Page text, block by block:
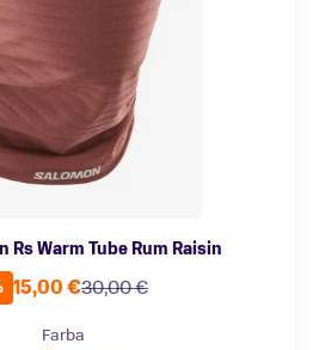
Rs Warm Tube Rum Raisin
30,00 €
15,00 €
Farba